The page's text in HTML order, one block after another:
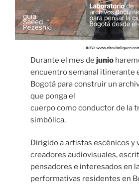
Durante el mes de junio
encuentro semanal itinerante
Bogotá para construir un
que ponga el
cuerpo como conductor de la
simbólica.
Dirigido a artistas escénicos y
creadores audiovisuales,
pensadores e interesados en
performativas residentes en